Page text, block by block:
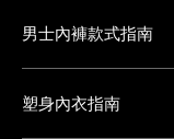
男士內褲款式指南
塑身內衣指南